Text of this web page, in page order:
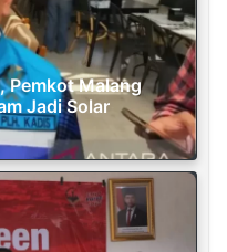
Pemkot Malang
Jadi Solar